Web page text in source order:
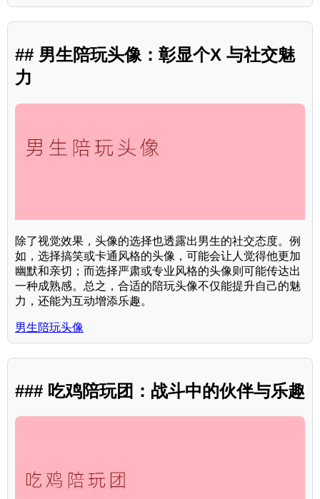
## 男生陪玩头像：彰显个X 与社交魅
力
除了视觉效果，头像的选择也透露出男生的社交态度。例
如，选择搞笑或卡通风格的头像，可能会让人觉得他更加
幽默和亲切；而选择严肃或专业风格的头像则可能传达出
一种成熟感。总之，合适的陪玩头像不仅能提升自己的魅
力，还能为互动增添乐趣。
男生陪玩头像
### 吃鸡陪玩团：战斗中的伙伴与乐趣